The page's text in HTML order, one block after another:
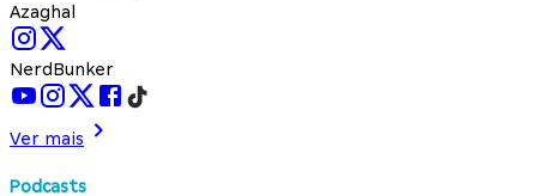
Azaghal
NerdBunker
Ver mais
Podcasts